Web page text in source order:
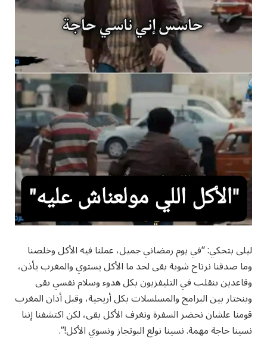
ليلى بتحكي: “في يوم رمضاني جميل، عملنا فيه الأكل وخلصنا
وما صدقنا نرتاح شوية بقى لحد ما الأكل يستوي والمغرب يأذن،
وقاعدين بنقلب في التليفزيون بكل هدوء وسلام نفسي بقى
وبنختار بين البرامج والمسلسلات بكل أريحية، وقبل أذان المغرب
قومنا علشان نحضر السفرة ونغرف الأكل بقى، لكن اكتشفنا إننا
نسينا حاجة مهمة. نسينا نولع البوتجاز ونسوي الأكل!”.